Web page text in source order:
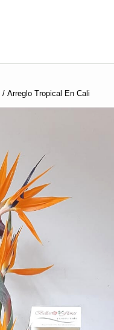
/ Arreglo Tropical En Cali